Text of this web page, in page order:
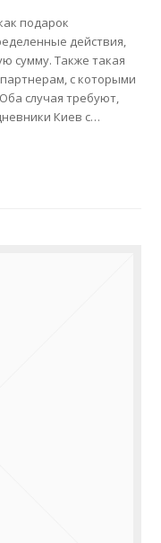
подарок
действия,
сумму. Также такая
с которыми
случая требуют,
Киев с…